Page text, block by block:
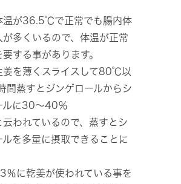
温が36.5℃で正常でも腸内体
が多くいるので、体温が正常
する事があります。
を薄くスライスして80℃以
間蒸すとジンゲロールからシ
ルに30～40％
云われているので、蒸すとシ
ルを多量に摂取できることに
％に乾姜が使われている事を